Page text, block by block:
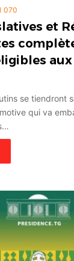
070
et
se tiendront
qui va